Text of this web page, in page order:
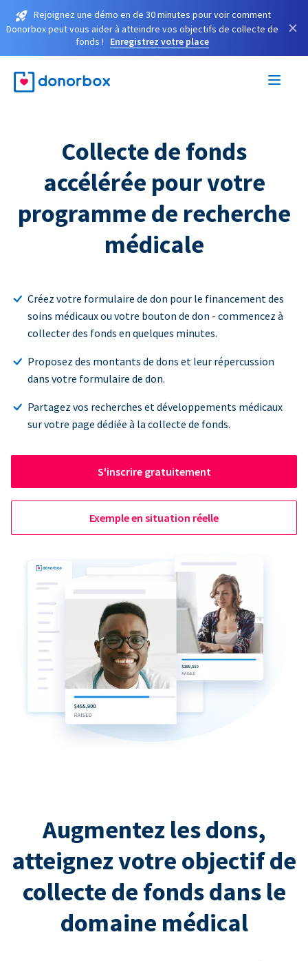
Rejoignez une démo en de 30 minutes pour voir comment
Donorbox peut vous aider à atteindre vos objectifs de collecte de
fonds !
Enregistrez votre place
×
Collecte de fonds
accélérée pour votre
programme de recherche
médicale
Créez votre formulaire de don pour le financement des
soins médicaux ou votre bouton de don - commencez à
collecter des fonds en quelques minutes.
Proposez des montants de dons et leur répercussion
dans votre formulaire de don.
Partagez vos recherches et développements médicaux
sur votre page dédiée à la collecte de fonds.
S'inscrire gratuitement
Exemple en situation réelle
Augmentez les dons,
atteignez votre objectif de
collecte de fonds dans le
domaine médical